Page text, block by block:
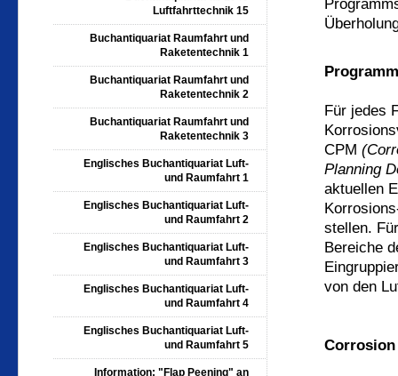
Für jedes
CPM
Planning
aktuellen
stellen.
Bereiche
von den
Corrosion
Luftfahrttechnik 15
Buchantiquariat Raumfahrt und
Raketentechnik 1
Buchantiquariat Raumfahrt und
Raketentechnik 2
Buchantiquariat Raumfahrt und
Raketentechnik 3
Englisches Buchantiquariat Luft-
und Raumfahrt 1
Englisches Buchantiquariat Luft-
und Raumfahrt 2
Englisches Buchantiquariat Luft-
und Raumfahrt 3
Englisches Buchantiquariat Luft-
und Raumfahrt 4
Englisches Buchantiquariat Luft-
und Raumfahrt 5
Information: "Flap Peening" an